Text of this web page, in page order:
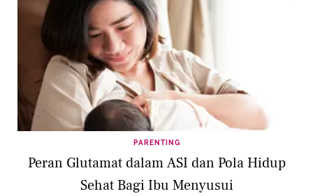
PARENTING
Peran Glutamat dalam ASI dan Pola Hidup
Sehat Bagi Ibu Menyusui